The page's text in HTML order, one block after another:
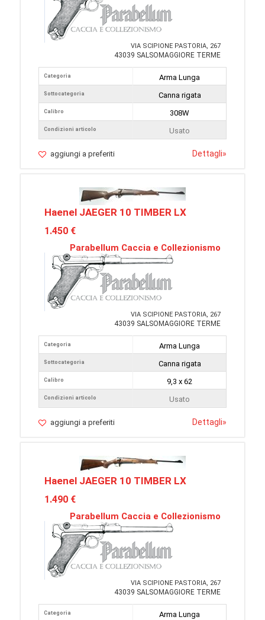
VIA SCIPIONE PASTORIA, 267
43039 SALSOMAGGIORE TERME
Categoria
Sottocategoria
Calibro
Condizioni articolo
Arma Lunga
Canna rigata
308W
Usato
aggiungi a preferiti Dettagli»
Haenel JAEGER 10 TIMBER LX
1.450 €
Parabellum Caccia e Collezionismo
VIA SCIPIONE PASTORIA, 267
43039 SALSOMAGGIORE TERME
Categoria
Sottocategoria
Calibro
Condizioni articolo
Arma Lunga
Canna rigata
9,3 x 62
Usato
aggiungi a preferiti Dettagli»
Haenel JAEGER 10 TIMBER LX
1.490 €
Parabellum Caccia e Collezionismo
VIA SCIPIONE PASTORIA, 267
43039 SALSOMAGGIORE TERME
Categoria
Arma Lunga